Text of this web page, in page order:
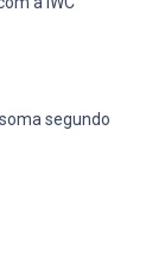
segundo